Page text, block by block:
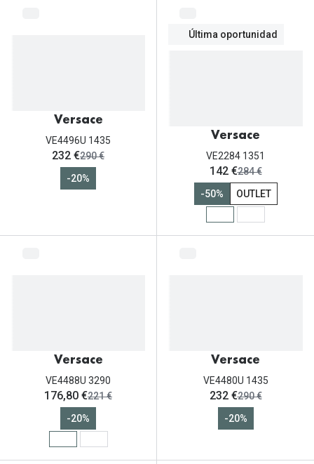
Versace
VE4496U 1435
ahora:
232 €antes:
290 €
-20%
Última oportunidad
Versace
VE2284 1351
ahora:
142 €antes:
284 €
-50%
OUTLET
Versace
VE4488U 3290
ahora:
176,80 €antes:
221 €
-20%
Versace
VE4480U 1435
ahora:
232 €antes:
290 €
-20%